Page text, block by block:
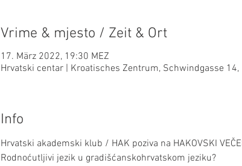
Vrime & mjesto / Zeit & Ort
17. März 2022, 19:30 MEZ
Hrvatski centar | Kroatisches Zentrum, Schwindgasse 14,
Info
Hrvatski akademski klub / HAK poziva na HAKOVSKI
Rodnoćutljivi jezik u gradišćanskohrvatskom jeziku?